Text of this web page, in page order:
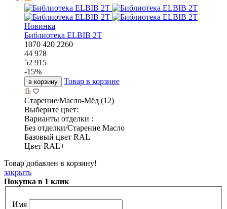
Новинка
Библиотека ELBIB 2T
1070 420 2260
44 978
52 915
-15%
в корзину Товар в корзине
Старение/Масло-Мёд (12)
Выберите цвет:
Варианты отделки :
Без отделки/Старение Масло
Базовый цвет RAL
Цвет RAL+
Товар добавлен в корзину!
закрыть
Покупка в 1 клик
Имя